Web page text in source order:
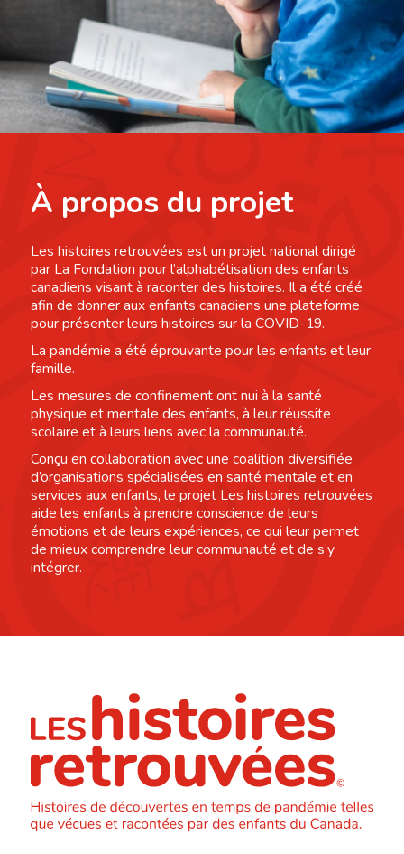
À propos du projet
Les histoires retrouvées est un projet national dirigé
par La Fondation pour l’alphabétisation des enfants
canadiens visant à raconter des histoires. Il a été créé
afin de donner aux enfants canadiens une plateforme
pour présenter leurs histoires sur la COVID-19.
La pandémie a été éprouvante pour les enfants et leur
famille.
Les mesures de confinement ont nui à la santé
physique et mentale des enfants, à leur réussite
scolaire et à leurs liens avec la communauté.
Conçu en collaboration avec une coalition diversifiée
d’organisations spécialisées en santé mentale et en
services aux enfants, le projet Les histoires retrouvées
aide les enfants à prendre conscience de leurs
émotions et de leurs expériences, ce qui leur permet
de mieux comprendre leur communauté et de s’y
intégrer.